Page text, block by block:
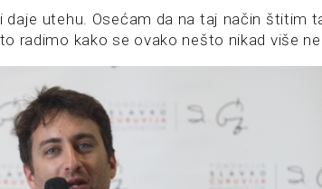
daje utehu. Osećam da na taj način štitim
radimo kako se ovako nešto nikad više ne